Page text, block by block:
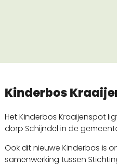
Kinderbos
Het Kinderbos Kraaijenspot
dorp Schijndel in de
Ook dit nieuwe Kinderbos is
samenwerking tussen